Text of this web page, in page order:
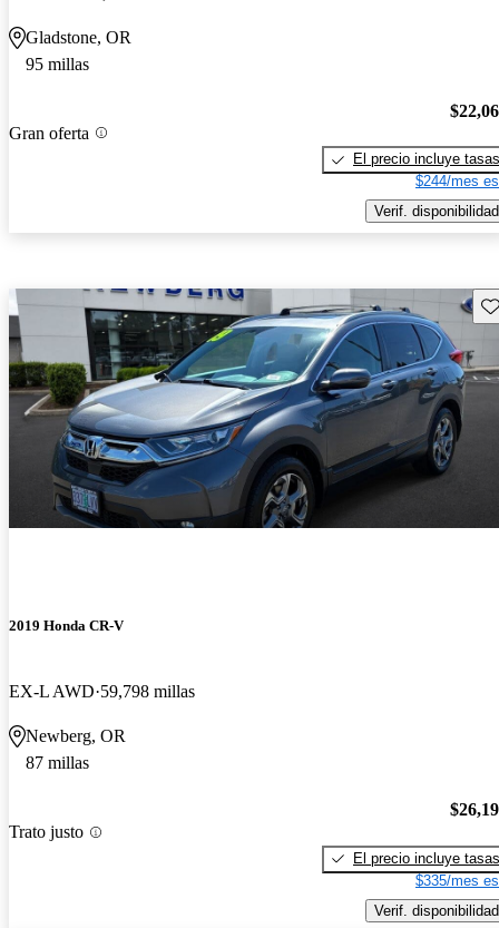
Gladstone, OR
95 millas
Gran oferta
El precio incluye tasas
$244/mes
Verif. disponibilidad
2019 Honda CR-V
EX-L AWD 59,798 millas
Newberg, OR
87 millas
Trato justo
El precio incluye tasas
$335/mes
Verif. disponibilidad